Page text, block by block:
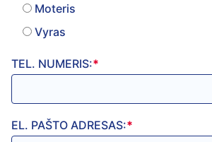
Moteris
Vyras
TEL. NUMERIS:*
EL. PAŠTO ADRESAS:*